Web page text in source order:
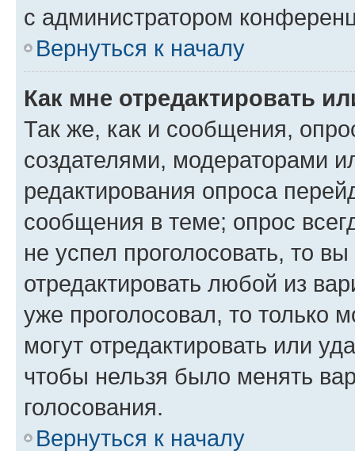
с администратором
Вернуться к началу
Как мне отредактировать
Так же, как и сообщения,
создателями, модераторами
редактирования опроса
сообщения в теме; опрос
не успел проголосовать, то
отредактировать любой из
уже проголосовал, то только
могут отредактировать или
чтобы нельзя было менять
голосования.
Вернуться к началу